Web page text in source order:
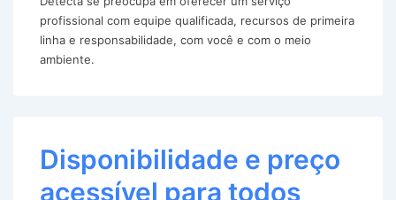
profissional com equipe qualificada, recursos de primeira
linha e responsabilidade, com você e com o meio
ambiente.
Disponibilidade e preço
acessível para todos